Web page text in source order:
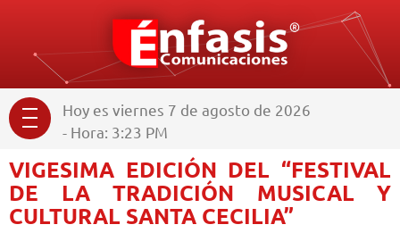
Hoy es viernes 7 de agosto de 2026
- Hora: 3:23 PM
VIGESIMA EDICIÓN DEL “FESTIVAL
DE LA TRADICIÓN MUSICAL Y
CULTURAL SANTA CECILIA”